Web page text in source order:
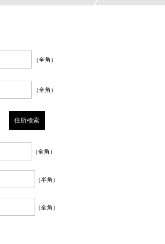
（全角）
（全角）
住所検索
（全角）
（半角）
（全角）